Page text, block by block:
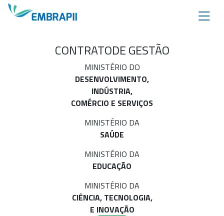
CONTRATODE GESTÃO
MINISTÉRIO DO
DESENVOLVIMENTO,
INDÚSTRIA,
COMÉRCIO E SERVIÇOS
MINISTÉRIO DA
SAÚDE
MINISTÉRIO DA
EDUCAÇÃO
MINISTÉRIO DA
CIÊNCIA, TECNOLOGIA,
E INOVAÇÃO